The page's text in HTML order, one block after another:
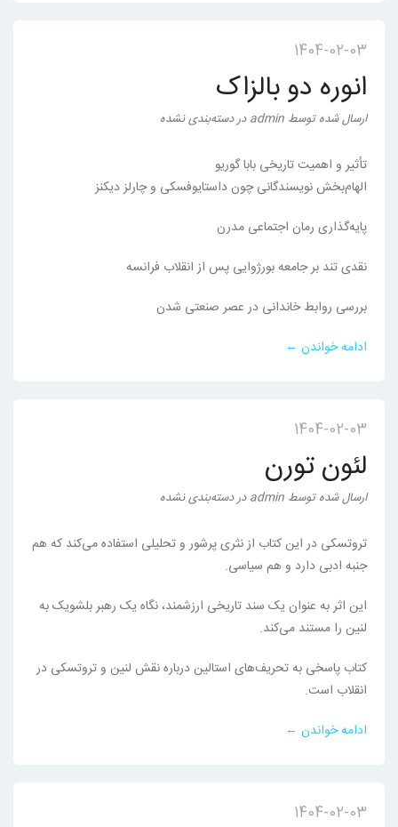
1404-02-03
انوره دو بالزاک
ارسال شدهتوسط admin دردسته‌بندی نشده
تأثیر و اهمیت تاریخی بابا گوریو
الهام‌بخش نویسندگانی چون داستایوفسکی و چارلز دیکنز
پایه‌گذاری رمان اجتماعی مدرن
نقدی تند بر جامعه بورژوایی پس از انقلاب فرانسه
بررسی روابط خاندانی در عصر صنعتی شدن
ادامه خواندن ←
1404-02-03
لئون تورن
ارسال شدهتوسط admin دردسته‌بندی نشده
تروتسکی در این کتاب از نثری پرشور و تحلیلی استفاده می‌کند که هم
جنبه ادبی دارد و هم سیاسی.
این اثر به عنوان یک سند تاریخی ارزشمند، نگاه یک رهبر بلشویک به
لنین را مستند می‌کند.
کتاب پاسخی به تحریف‌های استالین درباره نقش لنین و تروتسکی در
انقلاب است.
ادامه خواندن ←
1404-02-03